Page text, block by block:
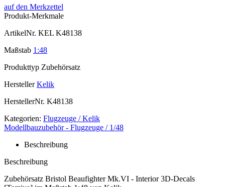
auf den Merkzettel
Produkt-Merkmale
ArtikelNr. KEL K48138
Maßstab 1:48
Produkttyp Zubehörsatz
Hersteller Kelik
HerstellerNr. K48138
Kategorien: Flugzeuge / Kelik
Modellbauzubehör - Flugzeuge / 1/48
Beschreibung
Beschreibung
Zubehörsatz Bristol Beaufighter Mk.VI - Interior 3D-Decals